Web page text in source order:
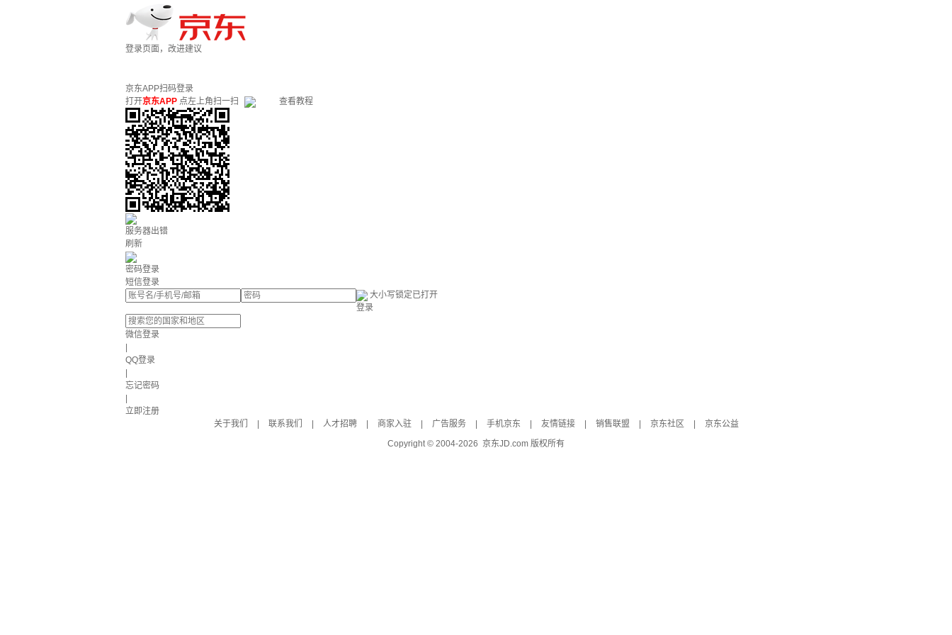
登录页面，改进建议
京东APP扫码登录
打开京东APP 点左上角扫一扫 查看教程
服务器出错
刷新
密码登录
短信登录
大小写锁定已打开
登录
微信登录
QQ登录
忘记密码
立即注册
关于我们
联系我们 人才招聘 商家入驻 广告服务 手机京东 友情链接 销售联盟 京东社区
京东公益
Copyright © 2004-2026 京东JD.com 版权所有